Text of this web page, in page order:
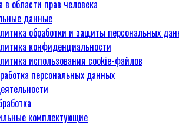
в области прав человека
данные
обработки и защиты персональных
конфиденциальности
использования cookie-файлов
персональных данных
комплектующие